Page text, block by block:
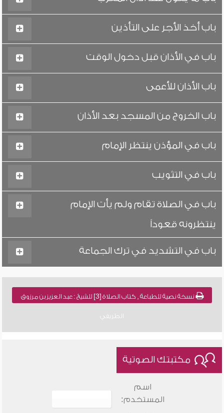
باب أخذ الأجر على التأذين
باب في الأذان قبل دخول الوقت
باب الأذان للأعمى
باب الخروج من المسجد بعد الأذان
باب في المؤذن ينتظر الإمام
باب في التثويب
باب في الصلاة تقام ولم يأت الإمام
ينتظرونه قعوداً
باب في التشديد في ترك الجماعة
نسخة نصية للطباعة , كتاب الصلاة [3] للشيخ : عبد العزيز بن مرزوق
الطريفي
مكتبتك الصوتية
اسم
المستخدم: